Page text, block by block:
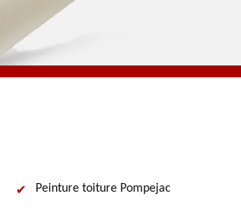
Peinture toiture Pompejac